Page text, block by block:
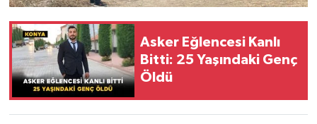
Asker Eğlencesi Kanlı
Bitti: 25 Yaşındaki Genç
Öldü